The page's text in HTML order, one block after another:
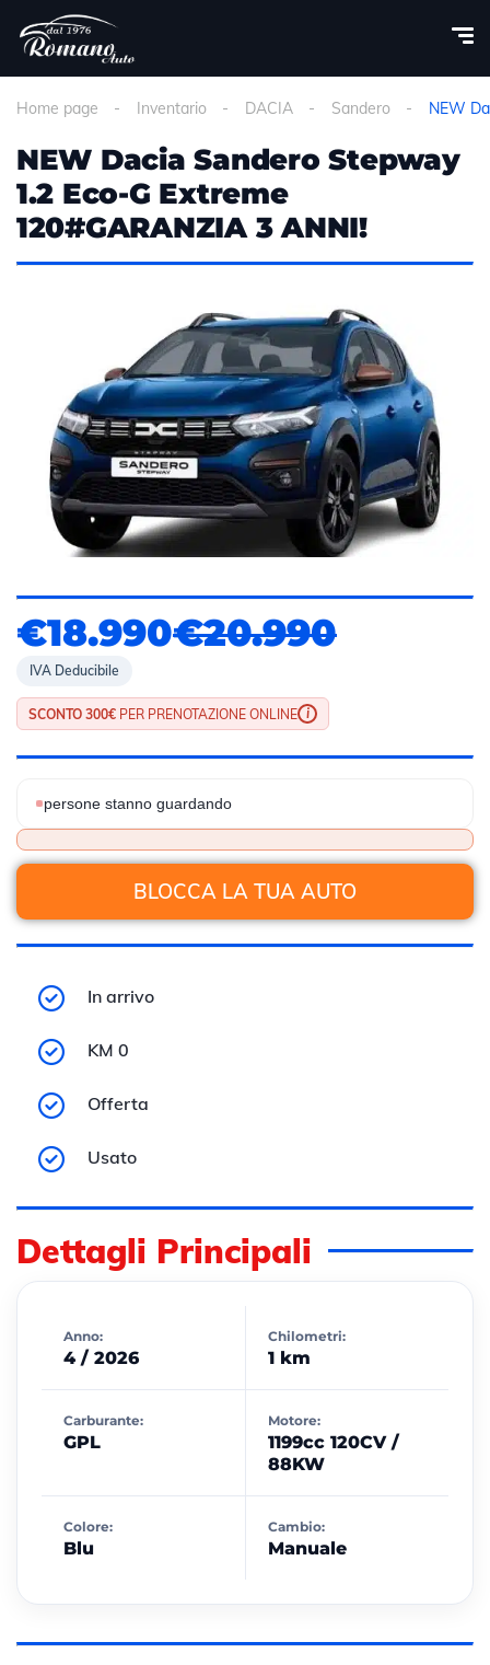
Home page Inventario DACIA Sandero NEW
NEW Dacia Sandero Stepway
1.2 Eco-G Extreme
120#GARANZIA 3 ANNI!
€18.990€20.990
IVA Deducibile
SCONTO 300€ PER PRENOTAZIONE ONLINE i
persone stanno guardando
BLOCCA LA TUA AUTO
In arrivo
KM 0
Offerta
Usato
Dettagli Principali
Anno:
4 / 2026
Chilometri:
1 km
Carburante:
GPL
Motore:
1199cc 120CV /
88KW
Colore:
Blu
Cambio:
Manuale